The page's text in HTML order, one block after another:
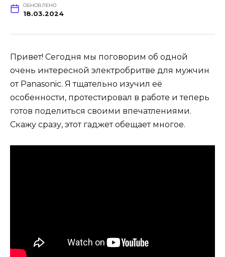
ОБНОВЛЕНО
18.03.2024
Привет! Сегодня мы поговорим об одной
очень интересной электробритве для мужчин
от Panasonic. Я тщательно изучил её
особенности, протестировал в работе и теперь
готов поделиться своими впечатлениями.
Скажу сразу, этот гаджет обещает многое.